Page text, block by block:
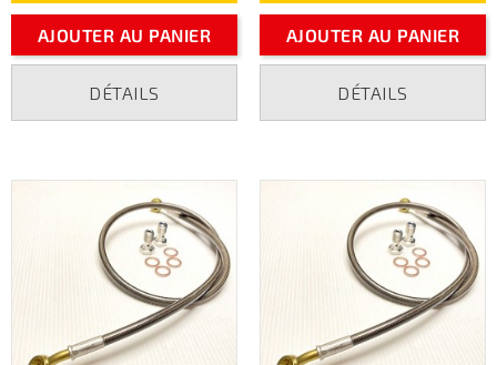
AJOUTER AU PANIER
DÉTAILS
AJOUTER AU PANIER
DÉTAILS